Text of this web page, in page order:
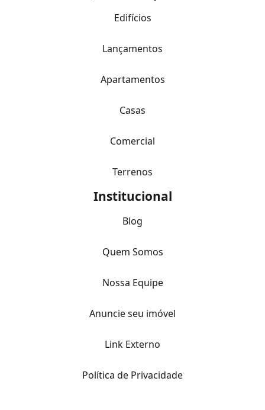
Edifícios
Lançamentos
Apartamentos
Casas
Comercial
Terrenos
Institucional
Blog
Quem Somos
Nossa Equipe
Anuncie seu imóvel
Link Externo
Política de Privacidade